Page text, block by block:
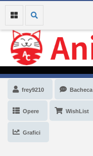
frey9210 Bacheca
Opere WishList
Grafici